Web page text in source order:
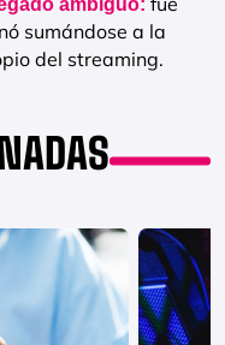
ambiguo:
sumándose a la
del streaming.